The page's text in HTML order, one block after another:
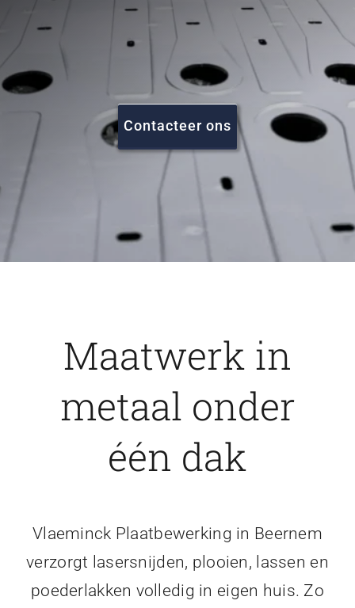
Poederlakken
Projecten
FAQ
Vacatures
Contacteer ons
Maatwerk in
metaal onder
één dak
Vlaeminck Plaatbewerking in Beernem
verzorgt lasersnijden, plooien, lassen en
poederlakken volledig in eigen huis. Zo